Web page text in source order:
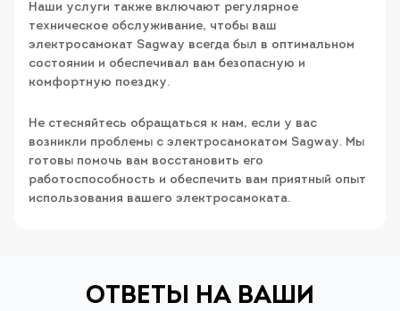
Наши услуги также включают регулярное
техническое обслуживание, чтобы ваш
электросамокат Sagway всегда был в оптимальном
состоянии и обеспечивал вам безопасную и
комфортную поездку.
Не стесняйтесь обращаться к нам, если у вас
возникли проблемы с электросамокатом Sagway. Мы
готовы помочь вам восстановить его
работоспособность и обеспечить вам приятный опыт
использования вашего электросамоката.
ОТВЕТЫ НА ВАШИ